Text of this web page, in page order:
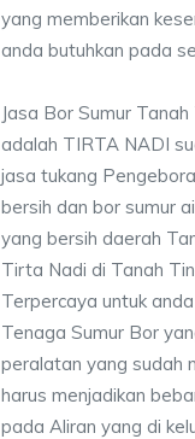
yang memberikan
anda butuhkan pada
Jasa Bor Sumur
adalah TIRTA NADI
jasa tukang
bersih dan bor sumur
yang bersih daerah
Tirta Nadi di Tanah
Terpercaya untuk
Tenaga Sumur Bor
peralatan yang sudah
harus menjadikan
pada Aliran yang di